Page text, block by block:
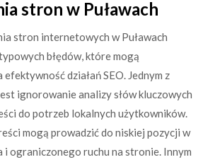
stron w Puławach
stron internetowych w Puławach
błędów, które mogą
działań SEO. Jednym z
ignorowanie analizy słów kluczowych
do potrzeb lokalnych użytkowników.
mogą prowadzić do niskiej pozycji w
i ograniczonego ruchu na stronie. Innym